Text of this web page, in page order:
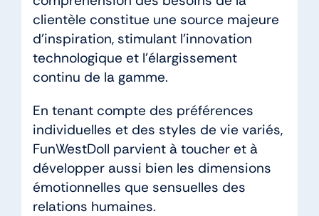
clientèle constitue une source majeure
d’inspiration, stimulant l’innovation
technologique et l’élargissement
continu de la gamme.
En tenant compte des préférences
individuelles et des styles de vie variés,
FunWestDoll parvient à toucher et à
développer aussi bien les dimensions
émotionnelles que sensuelles des
relations humaines.